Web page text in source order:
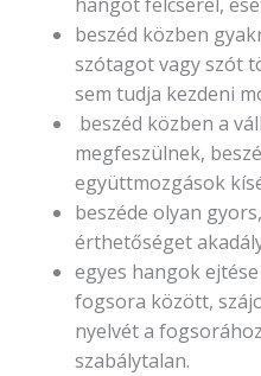
beszéd közben
szótagot vagy szót
sem tudja kezdeni
beszéd közben a
megfeszülnek,
együttmozgások
beszéde olyan
érthetőséget
egyes hangok
fogsora között,
nyelvét a
szabálytalan.